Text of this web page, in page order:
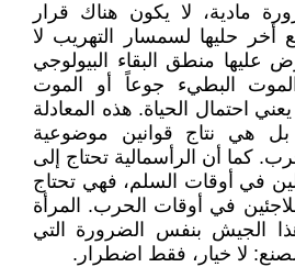
مادية، لا يكون هناك قرار
أخر حليها لسمسار التهريب لا
عليها منطق البقاء البيولوجي
الموت البطيء جوعاً أو الموت
احتمال الحياة. هذه المعادلة
بل هي نتاج قوانين موضوعية
كما أن الرأسمالية تحتاج إلى
في أوقات السلم، فهي تحتاج
في أوقات الحرب. المرأة
الجيش بنفس الضرورة التي
لا خيار، فقط اضطرار.